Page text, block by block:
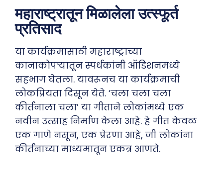
महाराष्ट्रातून मिळालेला उत्स्फूर्त
प्रतिसाद
या कार्यक्रमासाठी महाराष्ट्राच्या
कानाकोपऱ्यातून स्पर्धकांनी ऑडिशनमध्ये
सहभाग घेतला. यावरूनच या कार्यक्रमाची
लोकप्रियता दिसून येते. ‘चला चला चला
कीर्तनाला चला’ या गीताने लोकांमध्ये एक
नवीन उत्साह निर्माण केला आहे. हे गीत केवळ
एक गाणे नसून, एक प्रेरणा आहे, जी लोकांना
कीर्तनाच्या माध्यमातून एकत्र आणते.